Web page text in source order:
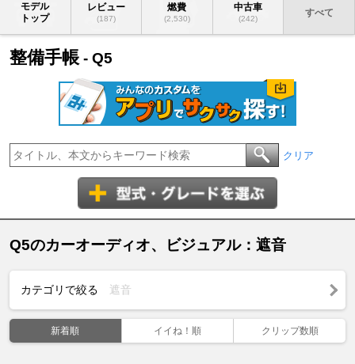
モデル
トップ
レビュー
(187)
燃費
(2,530)
中古車
(242)
すべて
整備手帳 - Q5
クリア
Q5のカーオーディオ、ビジュアル：遮音
カテゴリで絞る 遮音
新着順 イイね！順 クリップ数順